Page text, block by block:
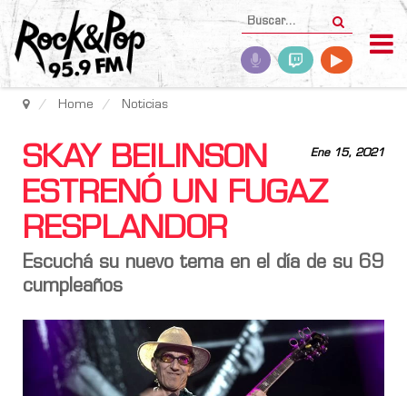
Home Noticias
Ene 15, 2021
SKAY BEILINSON
ESTRENÓ UN FUGAZ
RESPLANDOR
Escuchá su nuevo tema en el día de su 69
cumpleaños